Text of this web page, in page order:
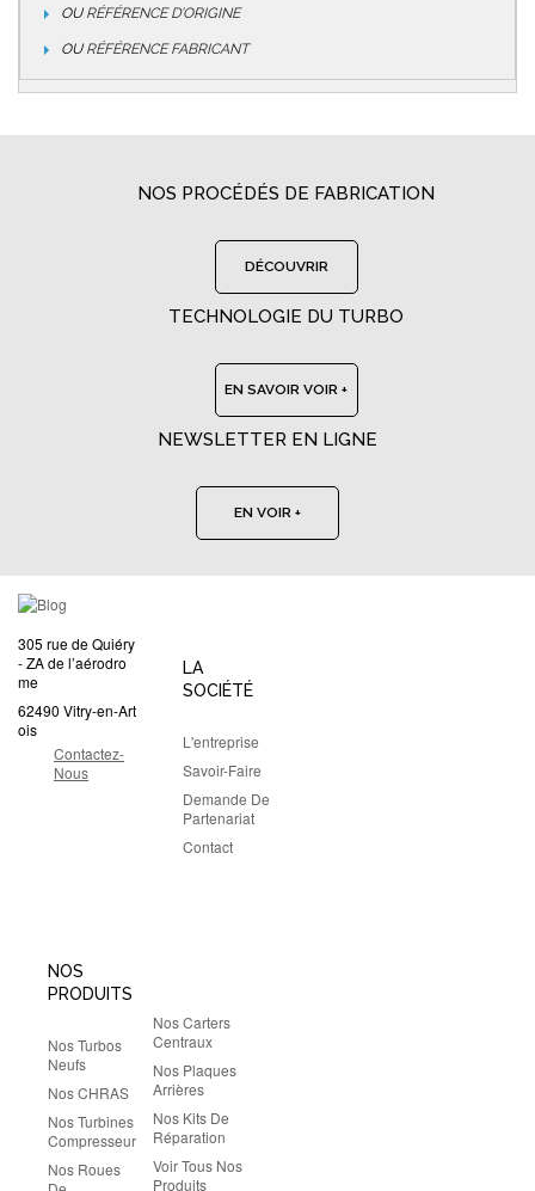
OURÉFÉRENCE D’ORIGINE
OURÉFÉRENCE FABRICANT
NOS PROCÉDÉS DE FABRICATION
DÉCOUVRIR
TECHNOLOGIE DU TURBO
EN SAVOIR VOIR +
NEWSLETTER EN LIGNE
EN VOIR +
305 rue de Quiéry
- ZA de l’aérodro
me
62490 Vitry-en-Art
ois
Contactez-
Nous
LA
SOCIÉTÉ
L'entreprise
Savoir-Faire
Demande De
Partenariat
Contact
NOS
PRODUITS
Nos Turbos
Neufs
Nos CHRAS
Nos Turbines
Compresseur
Nos Roues
Nos Carters
Centraux
Nos Plaques
Arrières
Nos Kits De
Réparation
Voir Tous Nos
Produits